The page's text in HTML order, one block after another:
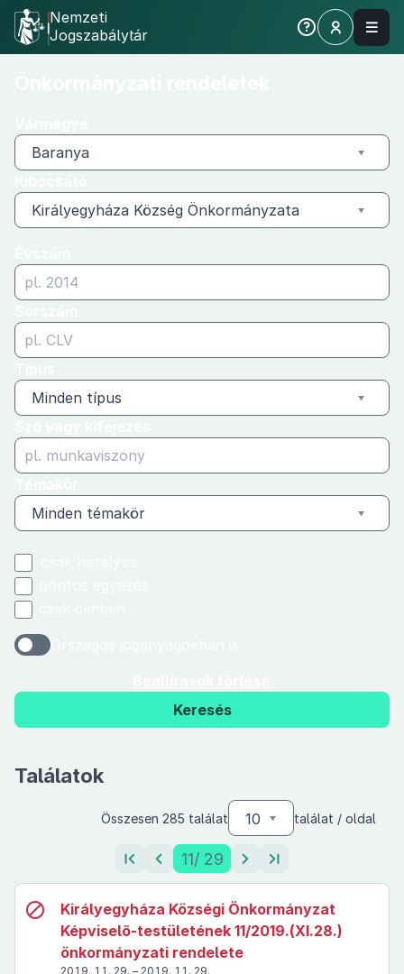
Nemzeti
Jogszabálytár
Baranya
Királyegyháza Község Önkormányzata
Minden típus
Minden témakör
Keresés
Találatok
Összesen 285 találat 10 találat / oldal
11/ 29
Királyegyháza Községi Önkormányzat
Képviselő-testületének 11/2019.(XI.28.)
önkormányzati rendelete
2019. 11. 29. – 2019. 11. 29.